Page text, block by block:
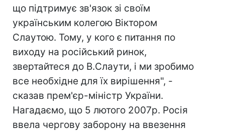
що підтримує зв'язок зі своїм
українським колегою Віктором
Слаутою. Тому, у кого є питання по
виходу на російський ринок,
звертайтеся до В.Слаути, і ми зробимо
все необхідне для їх вирішення", -
сказав прем'єр-міністр України.
Нагадаємо, що 5 лютого 2007р. Росія
ввела чергову заборону на ввезення